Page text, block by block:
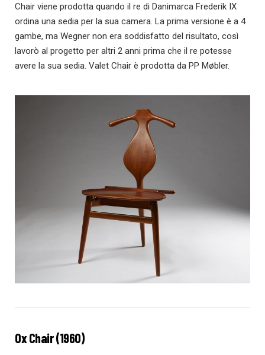
Chair viene prodotta quando il re di Danimarca Frederik IX
ordina una sedia per la sua camera. La prima versione è a 4
gambe, ma Wegner non era soddisfatto del risultato, così
lavorò al progetto per altri 2 anni prima che il re potesse
avere la sua sedia. Valet Chair è prodotta da PP Møbler.
Ox Chair (1960)